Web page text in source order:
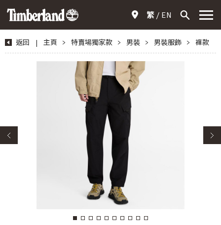
繁 EN
返回 | 主頁 > 特賣場獨家款 > 男裝 > 男裝服飾 > 褲款